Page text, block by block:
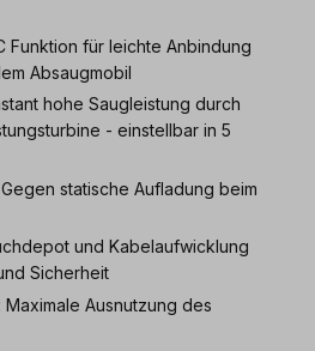
Funktion für leichte Anbindung
Absaugmobil
hohe Saugleistung durch
- einstellbar in 5
statische Aufladung beim
und Kabelaufwicklung
Sicherheit
Ausnutzung des